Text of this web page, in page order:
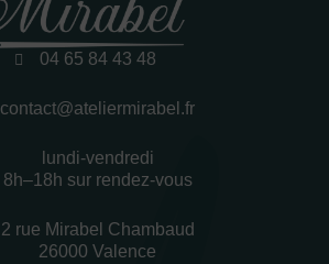
04 65 84 43 48
contact@ateliermirabel.fr
lundi-vendredi
8h–18h sur rendez-vous
2 rue Mirabel Chambaud
26000 Valence